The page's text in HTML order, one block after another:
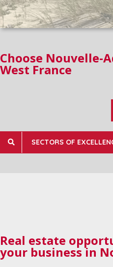
Choose Nouvelle-
West France
SECTORS OF
Real estate
your business in